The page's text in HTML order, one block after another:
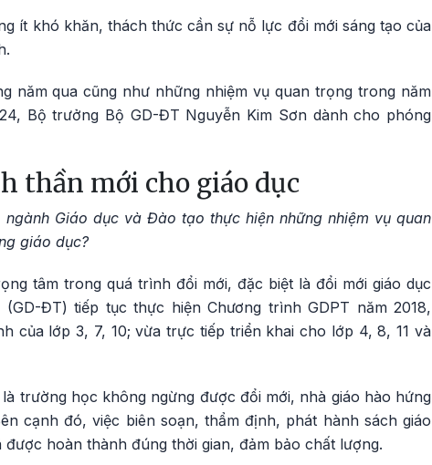
ít khó khăn, thách thức cần sự nỗ lực đổi mới sáng tạo của
năm qua cũng như những nhiệm vụ quan trọng trong năm
Bộ trưởng Bộ GD-ĐT Nguyễn Kim Sơn dành cho phóng
thần mới cho giáo dục
Giáo dục và Đào tạo thực hiện những nhiệm vụ quan
giáo dục?
tâm trong quá trình đổi mới, đặc biệt là đổi mới giáo dục
ĐT) tiếp tục thực hiện Chương trình GDPT năm 2018,
của lớp 3, 7, 10; vừa trực tiếp triển khai cho lớp 4, 8, 11 và
trường học không ngừng được đổi mới, nhà giáo hào hứng
cạnh đó, việc biên soạn, thẩm định, phát hành sách giáo
hoàn thành đúng thời gian, đảm bảo chất lượng.